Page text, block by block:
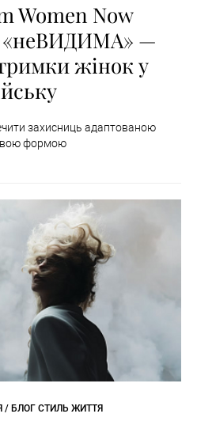
Women Now
«неВИДИМА» —
жінок у
захисниць адаптованою
формою
/ БЛОГ СТИЛЬ ЖИТТЯ